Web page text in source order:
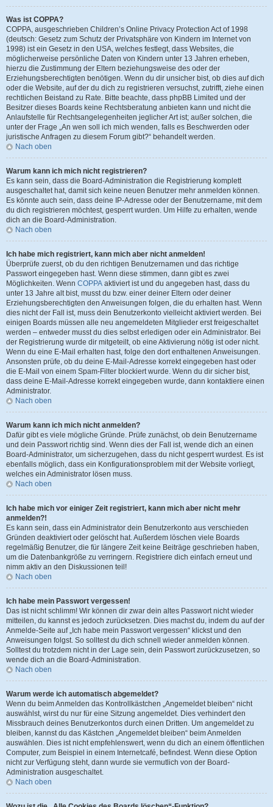
Was ist COPPA?
COPPA, ausgeschrieben Children’s Online Privacy Protection Act of 1998
(deutsch: Gesetz zum Schutz der Privatsphäre von Kindern im Internet von
1998) ist ein Gesetz in den USA, welches festlegt, dass Websites, die
möglicherweise persönliche Daten von Kindern unter 13 Jahren erheben,
hierzu die Zustimmung der Eltern beziehungsweise des oder der
Erziehungsberechtigten benötigen. Wenn du dir unsicher bist, ob dies auf dich
oder die Website, auf der du dich zu registrieren versuchst, zutrifft, ziehe einen
rechtlichen Beistand zu Rate. Bitte beachte, dass phpBB Limited und der
Besitzer dieses Boards keine Rechtsberatung anbieten kann und nicht die
Anlaufstelle für Rechtsangelegenheiten jeglicher Art ist; außer solchen, die
unter der Frage „An wen soll ich mich wenden, falls es Beschwerden oder
juristische Anfragen zu diesem Forum gibt?“ behandelt werden.
Nach oben
Warum kann ich mich nicht registrieren?
Es kann sein, dass die Board-Administration die Registrierung komplett
ausgeschaltet hat, damit sich keine neuen Benutzer mehr anmelden können.
Es könnte auch sein, dass deine IP-Adresse oder der Benutzername, mit dem
du dich registrieren möchtest, gesperrt wurden. Um Hilfe zu erhalten, wende
dich an die Board-Administration.
Nach oben
Ich habe mich registriert, kann mich aber nicht anmelden!
Überprüfe zuerst, ob du den richtigen Benutzernamen und das richtige
Passwort eingegeben hast. Wenn diese stimmen, dann gibt es zwei
Möglichkeiten. Wenn COPPA aktiviert ist und du angegeben hast, dass du
unter 13 Jahre alt bist, musst du bzw. einer deiner Eltern oder deiner
Erziehungsberechtigten den Anweisungen folgen, die du erhalten hast. Wenn
dies nicht der Fall ist, muss dein Benutzerkonto vielleicht aktiviert werden. Bei
einigen Boards müssen alle neu angemeldeten Mitglieder erst freigeschaltet
werden – entweder musst du dies selbst erledigen oder ein Administrator. Bei
der Registrierung wurde dir mitgeteilt, ob eine Aktivierung nötig ist oder nicht.
Wenn du eine E-Mail erhalten hast, folge den dort enthaltenen Anweisungen.
Ansonsten prüfe, ob du deine E-Mail-Adresse korrekt eingegeben hast oder
die E-Mail von einem Spam-Filter blockiert wurde. Wenn du dir sicher bist,
dass deine E-Mail-Adresse korrekt eingegeben wurde, dann kontaktiere einen
Administrator.
Nach oben
Warum kann ich mich nicht anmelden?
Dafür gibt es viele mögliche Gründe. Prüfe zunächst, ob dein Benutzername
und dein Passwort richtig sind. Wenn dies der Fall ist, wende dich an einen
Board-Administrator, um sicherzugehen, dass du nicht gesperrt wurdest. Es ist
ebenfalls möglich, dass ein Konfigurationsproblem mit der Website vorliegt,
welches ein Administrator lösen muss.
Nach oben
Ich habe mich vor einiger Zeit registriert, kann mich aber nicht mehr
anmelden?!
Es kann sein, dass ein Administrator dein Benutzerkonto aus verschieden
Gründen deaktiviert oder gelöscht hat. Außerdem löschen viele Boards
regelmäßig Benutzer, die für längere Zeit keine Beiträge geschrieben haben,
um die Datenbankgröße zu verringern. Registriere dich einfach erneut und
nimm aktiv an den Diskussionen teil!
Nach oben
Ich habe mein Passwort vergessen!
Das ist nicht schlimm! Wir können dir zwar dein altes Passwort nicht wieder
mitteilen, du kannst es jedoch zurücksetzen. Dies machst du, indem du auf der
Anmelde-Seite auf „Ich habe mein Passwort vergessen“ klickst und den
Anweisungen folgst. So solltest du dich schnell wieder anmelden können.
Solltest du trotzdem nicht in der Lage sein, dein Passwort zurückzusetzen, so
wende dich an die Board-Administration.
Nach oben
Warum werde ich automatisch abgemeldet?
Wenn du beim Anmelden das Kontrollkästchen „Angemeldet bleiben“ nicht
auswählst, wirst du nur für eine Sitzung angemeldet. Dies verhindert den
Missbrauch deines Benutzerkontos durch einen Dritten. Um angemeldet zu
bleiben, kannst du das Kästchen „Angemeldet bleiben“ beim Anmelden
auswählen. Dies ist nicht empfehlenswert, wenn du dich an einem öffentlichen
Computer, zum Beispiel in einem Internetcafé, befindest. Wenn diese Option
nicht zur Verfügung steht, dann wurde sie vermutlich von der Board-
Administration ausgeschaltet.
Nach oben